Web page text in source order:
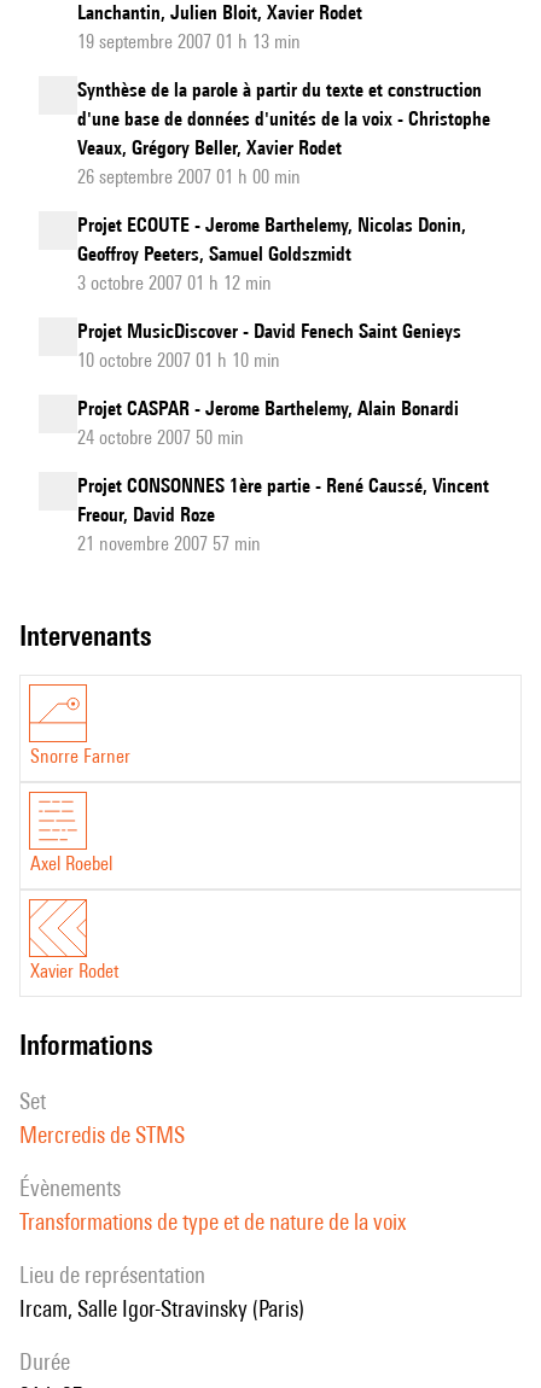
Lanchantin, Julien Bloit, Xavier Rodet
19 septembre 2007 01 h 13 min
Synthèse de la parole à partir du texte et construction
d'une base de données d'unités de la voix - Christophe
Veaux, Grégory Beller, Xavier Rodet
26 septembre 2007 01 h 00 min
Projet ECOUTE - Jerome Barthelemy, Nicolas Donin,
Geoffroy Peeters, Samuel Goldszmidt
3 octobre 2007 01 h 12 min
Projet MusicDiscover - David Fenech Saint Genieys
10 octobre 2007 01 h 10 min
Projet CASPAR - Jerome Barthelemy, Alain Bonardi
24 octobre 2007 50 min
Projet CONSONNES 1ère partie - René Caussé, Vincent
Freour, David Roze
21 novembre 2007 57 min
intervenants
Snorre Farner
Axel Roebel
Xavier Rodet
informations
set
Mercredis de STMS
évènements
Transformations de type et de nature de la voix
Lieu de représentation
Ircam, Salle Igor-Stravinsky (Paris)
durée